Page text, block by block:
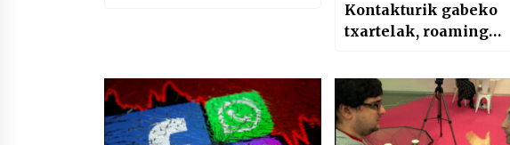
Kontakturik gabeko
txartelak, roaming
domeinuen eskaintza